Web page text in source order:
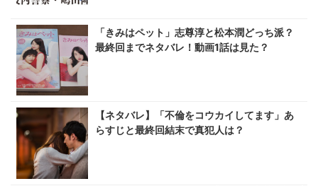
「きみはペット」志尊淳と松本潤どっち派？
最終回までネタバレ！動画1話は見た？
【ネタバレ】「不倫をコウカイしてます」あ
らすじと最終回結末で真犯人は？